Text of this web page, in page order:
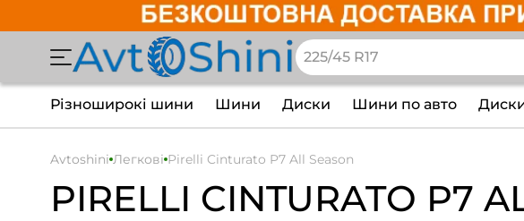
Різноширокі шини Шини Диски Шини по авто
Avtoshini Легкові Pirelli Cinturato P7 All Season
PIRELLI CINTURATO P7